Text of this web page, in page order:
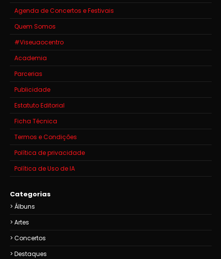
Agenda de Concertos e Festivais
Quem Somos
#Viseuaocentro
Academia
Parcerias
Publicidade
Estatuto Editorial
Ficha Técnica
Termos e Condições
Política de privacidade
Política de Uso de IA
Categorias
Álbuns
Artes
Concertos
Destaques